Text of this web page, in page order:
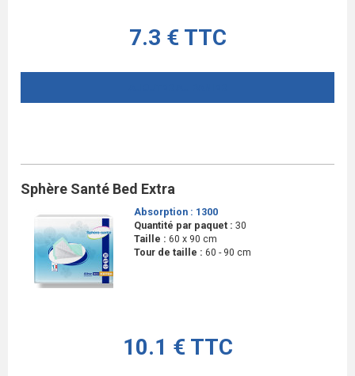
7.3 € TTC
Sphère Santé Bed Extra
Absorption : 1300
Quantité par paquet : 30
Taille : 60 x 90 cm
Tour de taille : 60 - 90 cm
10.1 € TTC